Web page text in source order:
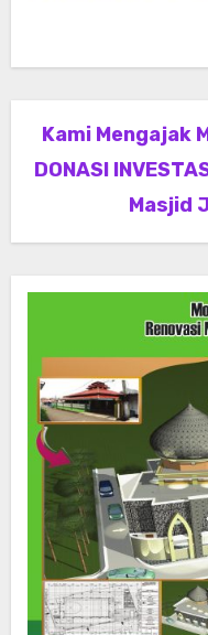
Kami Mengajak
DONASI
Masjid